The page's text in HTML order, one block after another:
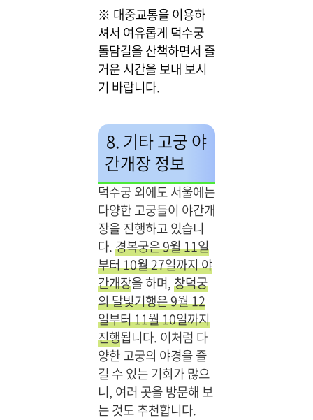
※ 대중교통을 이용하
셔서 여유롭게 덕수궁
돌담길을 산책하면서 즐
거운 시간을 보내 보시
기 바랍니다.
8. 기타 고궁 야
간개장 정보
덕수궁 외에도 서울에는
다양한 고궁들이 야간개
장을 진행하고 있습니
다.경복궁은 9월 11일
부터 10월 27일까지 야
간개장을 하며,창덕궁
의 달빛기행은 9월 12
일부터 11월 10일까지
진행됩니다. 이처럼 다
양한 고궁의 야경을 즐
길 수 있는 기회가 많으
니, 여러 곳을 방문해 보
는 것도 추천합니다.